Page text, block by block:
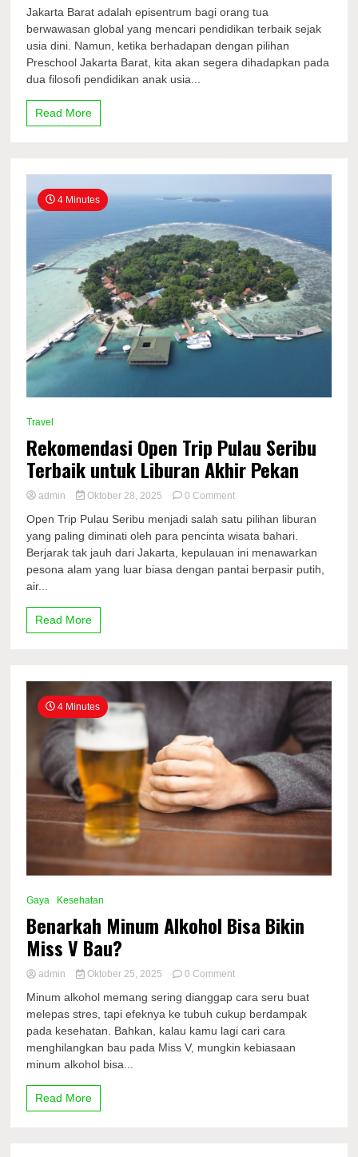
Montessori
vs.
Reggio
Emilia:
Jakarta Barat adalah episentrum bagi orang tua
berwawasan global yang mencari pendidikan terbaik sejak
usia dini. Namun, ketika berhadapan dengan pilihan
Preschool Jakarta Barat, kita akan segera dihadapkan pada
dua filosofi pendidikan anak usia...
Read More
4 Minutes
Travel
Rekomendasi Open Trip Pulau Seribu
Terbaik untuk Liburan Akhir Pekan
admin Oktober 28, 2025 0 Commenton
Open
Trip
Pulau
Seribu
Open Trip Pulau Seribu menjadi salah satu pilihan liburan
yang paling diminati oleh para pencinta wisata bahari.
Berjarak tak jauh dari Jakarta, kepulauan ini menawarkan
pesona alam yang luar biasa dengan pantai berpasir putih,
air...
Read More
4 Minutes
Gaya Kesehatan
Benarkah Minum Alkohol Bisa Bikin
Miss V Bau?
admin Oktober 25, 2025 0 Commenton
Minum
Alkohol
Bisa
Bikin
Minum alkohol memang sering dianggap cara seru buat
melepas stres, tapi efeknya ke tubuh cukup berdampak
pada kesehatan. Bahkan, kalau kamu lagi cari cara
menghilangkan bau pada Miss V, mungkin kebiasaan
minum alkohol bisa...
Read More